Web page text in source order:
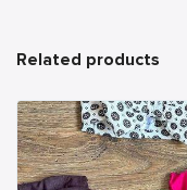
Related products